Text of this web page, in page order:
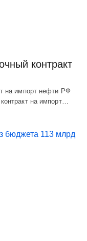
контракт
на импорт нефти РФ
на импорт…